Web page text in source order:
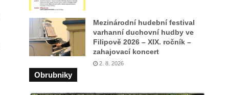
Mezinárodní hudební festival
varhanní duchovní hudby ve
Filipově 2026 – XIX. ročník –
zahajovací koncert
2. 8. 2026
Obrubniky